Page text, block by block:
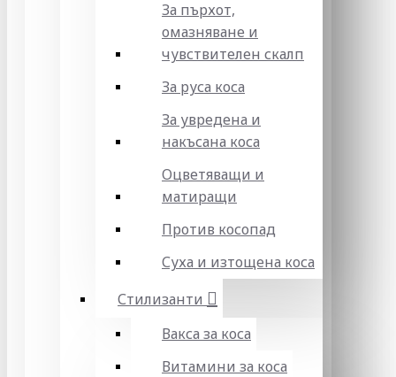
За пърхот,
омазняване и
чувствителен скалп
За руса коса
За увредена и
накъсана коса
Оцветяващи и
матиращи
Против косопад
Суха и изтощена коса
Стилизанти
Вакса за коса
Витамини за коса